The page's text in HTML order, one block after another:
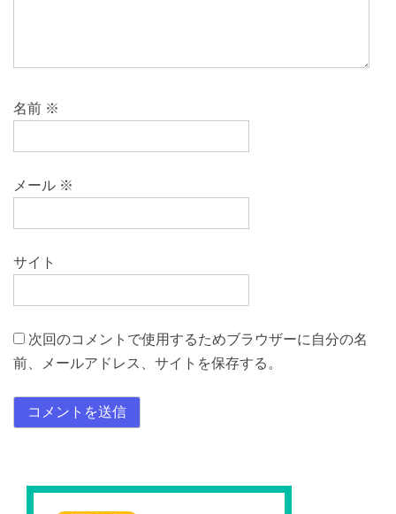
名前 ※
メール ※
サイト
次回のコメントで使用するためブラウザーに自分の名
前、メールアドレス、サイトを保存する。